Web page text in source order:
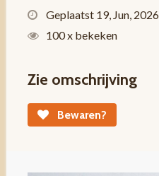
Geplaatst 19, Jun,
100 x bekeken
Zie omschrijving
Bewaren?